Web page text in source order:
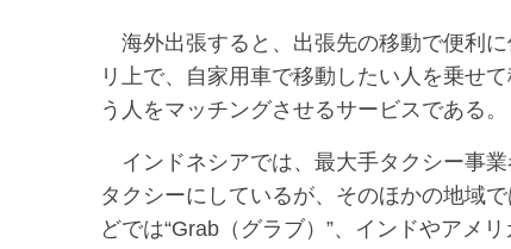
海外出張すると、出張先の移動で便利
リ上で、自家用車で移動したい人を乗せ
う人をマッチングさせるサービスである。
インドネシアでは、最大手タクシー事
タクシーにしているが、そのほかの地域
どでは“Grab（グラブ）”、インドやアメ